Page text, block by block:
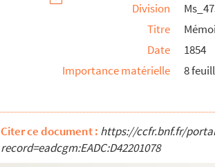
Division
Titre
Date
1854
Importance matérielle
8
Citer ce document : https://ccfr.bnf.fr/
record=eadcgm:EADC:D42201078